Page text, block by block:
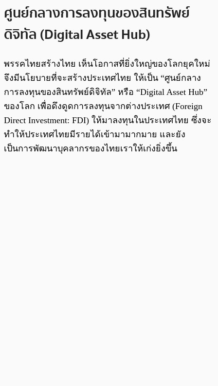
ศูนย์กลางการลงทุนของสินทรัพย์
ดิจิทัล (Digital Asset Hub)
พรรคไทยสร้างไทย เห็นโอกาสที่ยิ่งใหญ่ของโลกยุคใหม่
จึงมีนโยบายที่จะสร้างประเทศไทย ให้เป็น “ศูนย์กลาง
การลงทุนของสินทรัพย์ดิจิทัล” หรือ “Digital Asset Hub”
ของโลก เพื่อดึงดูดการลงทุนจากต่างประเทศ (Foreign
Direct Investment: FDI) ให้มาลงทุนในประเทศไทย ซึ่งจะ
ทำให้ประเทศไทยมีรายได้เข้ามามากมาย และยัง
เป็นการพัฒนาบุคลากรของไทยเราให้เก่งยิ่งขึ้น